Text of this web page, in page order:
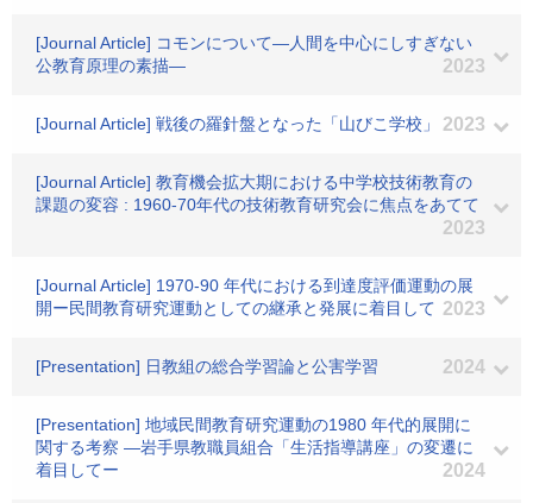
[Journal Article] コモンについて―人間を中心にしすぎない
公教育原理の素描―
2023
[Journal Article] 戦後の羅針盤となった「山びこ学校」 2023
[Journal Article] 教育機会拡大期における中学校技術教育の
課題の変容 : 1960-70年代の技術教育研究会に焦点をあてて
2023
[Journal Article] 1970-90 年代における到達度評価運動の展
開ー民間教育研究運動としての継承と発展に着目して 2023
[Presentation] 日教組の総合学習論と公害学習 2024
[Presentation] 地域民間教育研究運動の1980 年代的展開に
関する考察 ―岩手県教職員組合「生活指導講座」の変遷に
着目してー
2024